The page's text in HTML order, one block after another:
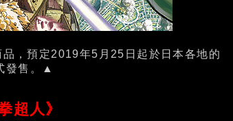
，預定2019年5月25日起於日本各地的
發售。▲
超人》